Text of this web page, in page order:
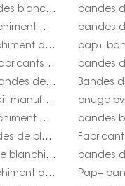
Onuge Pap bandes blanchissant les dents pour les États-Unis
Produits de blanchiment des dents personnalisés
Bandes de blanchiment des dents au sel de poudre de l'Himalaya
Les 10 meilleurs fabricants de produits de blanchiment des dents
Vente chaude bandes de blanchiment des dents onuge
teeth whitening kit manufacturer
bandes de blanchiment des dents gratuites
conseils de bandes de blanchiment des dents onuge
bandes de gel de blanchiment des dents haute densité onuge
Bandes de blanchiment des dents sans SLS